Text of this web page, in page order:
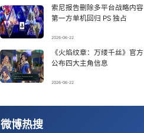
14 27岁女子成组织卖淫集团主犯被通缉 6665448°
15 A股收盘：三大指数均涨超1% 6568031°
16 今日立秋
索尼报告删除多平台战略内容
第一方单机回归 PS 独占
2026-06-22
《火焰纹章：万缕千丝》官方
公布四大主角信息
2026-06-22
微博热搜